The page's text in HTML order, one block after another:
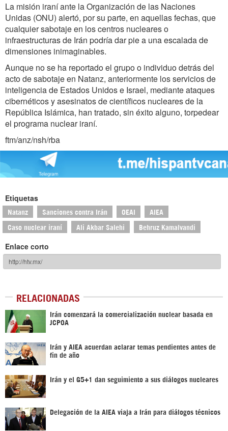
La misión iraní ante la Organización de las Naciones
Unidas (ONU) alertó, por su parte, en aquellas fechas, que
cualquier sabotaje en los centros nucleares o
infraestructuras de Irán podría dar pie a una escalada de
dimensiones inimaginables.
Aunque no se ha reportado el grupo o individuo detrás del
acto de sabotaje en Natanz, anteriormente los servicios de
inteligencia de Estados Unidos e Israel, mediante ataques
cibernéticos y asesinatos de científicos nucleares de la
República Islámica, han tratado, sin éxito alguno, torpedear
el programa nuclear iraní.
ftm/anz/nsh/rba
Etiquetas
Natanz Sanciones contra Irán OEAI AIEA
Caso nuclear iraní Ali Akbar Salehi Behruz Kamalvandi
Enlace corto
RELACIONADAS
Irán comenzará la comercialización nuclear basada en
JCPOA
Irán y AIEA acuerdan aclarar temas pendientes antes de
fin de año
Irán y el G5+1 dan seguimiento a sus diálogos nucleares
Delegación de la AIEA viaja a Irán para diálogos técnicos